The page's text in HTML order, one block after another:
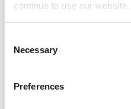
continue to use our website.
Selection
Necessary
Preferences
具體為整合集團內既有的
集團內部展開之接班人計
證照(含技能)管理、公司
報(專業/志向、經驗、多